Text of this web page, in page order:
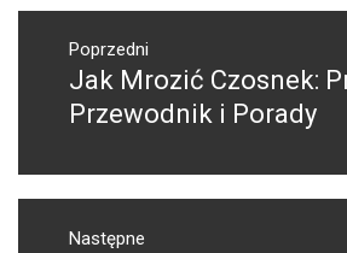
Nawigacja
wpisuPoprzedni
Poprzedni
wpis:
Jak Mrozić Czosnek:
Przewodnik i Porady
Następne